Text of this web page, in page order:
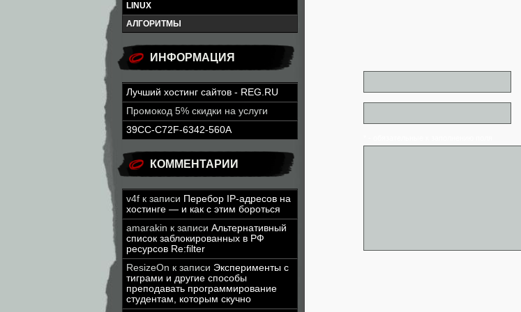
LINUX
АЛГОРИТМЫ
ИНФОРМАЦИЯ
Лучший хостинг сайтов - REG.RU
Промокод 5% скидки на услуги
39CC-C72F-6342-560A
КОММЕНТАРИИ
v4f к записи Перебор IP-адресов на
хостинге — и как с этим бороться
amarakin к записи Альтернативный
список заблокированных в РФ
ресурсов Re:filter
ResizeOn к записи Эксперименты с
тиграми и другие способы
преподавать программирование
студентам, которым скучно